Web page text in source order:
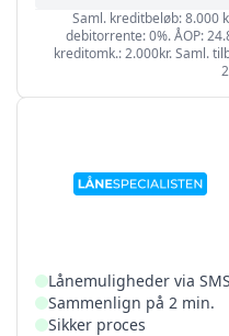
Saml. kreditbeløb: 8.000
debitorrente: 0%. ÅOP:
kreditomk.: 2.000kr. Saml.
Lånemuligheder via SMS
Sammenlign på 2 min.
Sikker proces